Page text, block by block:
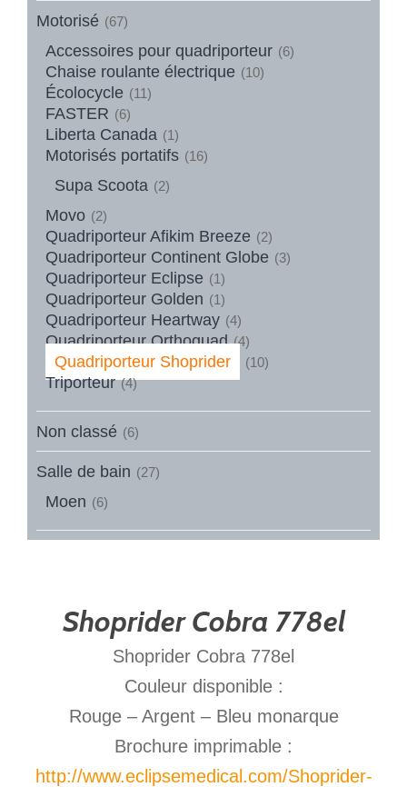
Motorisé (67)
Accessoires pour quadriporteur (6)
Chaise roulante électrique (10)
Écolocycle (11)
FASTER (6)
Liberta Canada (1)
Motorisés portatifs (16)
Supa Scoota (2)
Movo (2)
Quadriporteur Afikim Breeze (2)
Quadriporteur Continent Globe (3)
Quadriporteur Eclipse (1)
Quadriporteur Golden (1)
Quadriporteur Heartway (4)
Quadriporteur Orthoquad (4)
Quadriporteur Shoprider (10)
Triporteur (4)
Non classé (6)
Salle de bain (27)
Moen (6)
Shoprider Cobra 778el
Shoprider Cobra 778el
Couleur disponible :
Rouge – Argent – Bleu monarque
Brochure imprimable :
http://www.eclipsemedical.com/Shoprider-